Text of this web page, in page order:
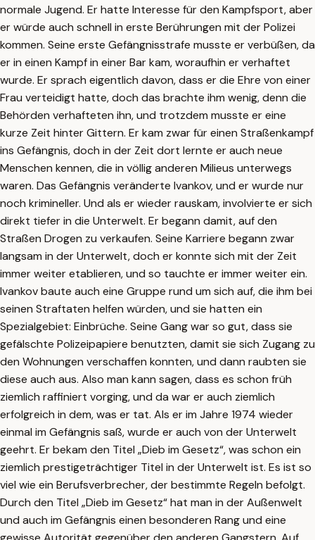
normale Jugend. Er hatte Interesse für den Kampfsport, aber
er würde auch schnell in erste Berührungen mit der Polizei
kommen. Seine erste Gefängnisstrafe musste er verbüßen, da
er in einen Kampf in einer Bar kam, woraufhin er verhaftet
wurde. Er sprach eigentlich davon, dass er die Ehre von einer
Frau verteidigt hatte, doch das brachte ihm wenig, denn die
Behörden verhafteten ihn, und trotzdem musste er eine
kurze Zeit hinter Gittern. Er kam zwar für einen Straßenkampf
ins Gefängnis, doch in der Zeit dort lernte er auch neue
Menschen kennen, die in völlig anderen Milieus unterwegs
waren. Das Gefängnis veränderte Ivankov, und er wurde nur
noch krimineller. Und als er wieder rauskam, involvierte er sich
direkt tiefer in die Unterwelt. Er begann damit, auf den
Straßen Drogen zu verkaufen. Seine Karriere begann zwar
langsam in der Unterwelt, doch er konnte sich mit der Zeit
immer weiter etablieren, und so tauchte er immer weiter ein.
Ivankov baute auch eine Gruppe rund um sich auf, die ihm bei
seinen Straftaten helfen würden, und sie hatten ein
Spezialgebiet: Einbrüche. Seine Gang war so gut, dass sie
gefälschte Polizeipapiere benutzten, damit sie sich Zugang zu
den Wohnungen verschaffen konnten, und dann raubten sie
diese auch aus. Also man kann sagen, dass es schon früh
ziemlich raffiniert vorging, und da war er auch ziemlich
erfolgreich in dem, was er tat. Als er im Jahre 1974 wieder
einmal im Gefängnis saß, wurde er auch von der Unterwelt
geehrt. Er bekam den Titel „Dieb im Gesetz“, was schon ein
ziemlich prestigeträchtiger Titel in der Unterwelt ist. Es ist so
viel wie ein Berufsverbrecher, der bestimmte Regeln befolgt.
Durch den Titel „Dieb im Gesetz“ hat man in der Außenwelt
und auch im Gefängnis einen besonderen Rang und eine